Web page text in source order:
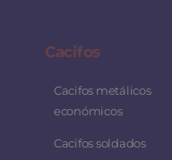
Cacifos
Cacifos metálicos
económicos
Cacifos soldados